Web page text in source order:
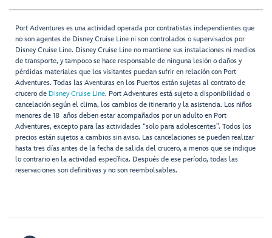
Port Adventures es una actividad operada por contratistas independientes que
no son agentes de Disney Cruise Line ni son controlados o supervisados por
Disney Cruise Line. Disney Cruise Line no mantiene sus instalaciones ni medios
de transporte, y tampoco se hace responsable de ninguna lesión o daños y
pérdidas materiales que los visitantes puedan sufrir en relación con Port
Adventures. Todas las Aventuras en los Puertos están sujetas al contrato de
crucero de Disney Cruise Line. Port Adventures está sujeto a disponibilidad o
cancelación según el clima, los cambios de itinerario y la asistencia. Los niños
menores de 18 años deben estar acompañados por un adulto en Port
Adventures, excepto para las actividades “solo para adolescentes”. Todos los
precios están sujetos a cambios sin aviso. Las cancelaciones se pueden realizar
hasta tres días antes de la fecha de salida del crucero, a menos que se indique
lo contrario en la actividad específica. Después de ese período, todas las
reservaciones son definitivas y no son reembolsables.